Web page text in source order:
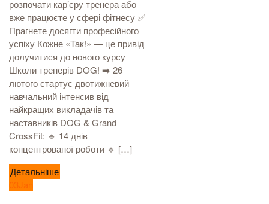
розпочати кар’єру тренера або
вже працюєте у сфері фітнесу ✅
Прагнете досягти професійного
успіху Кожне «Так!» — це привід
долучитися до нового курсу
Школи тренерів DOG! ➡️ 26
лютого стартує двотижневий
навчальний інтенсив від
найкращих викладачів та
наставників DOG & Grand
CrossFit: 🔹 14 днів
концентрованої роботи 🔹 […]
Детальніше
03Jan